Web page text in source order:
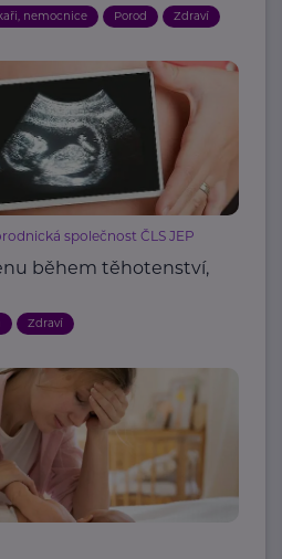
nemocnice Porod Zdraví
společnost ČLS JEP
během těhotenství,
Zdraví